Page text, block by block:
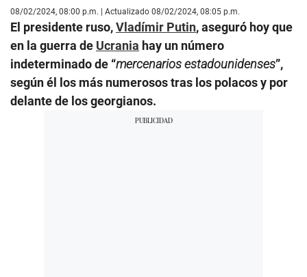
08/02/2024, 08:00 p.m. | Actualizado 08/02/2024, 08:05 p.m.
El presidente ruso,Vladímir Putin, aseguró hoy que
en la guerra de Ucrania hay un número
indeterminado de “mercenarios estadounidenses”,
según él los más numerosos tras los polacos y por
delante de los georgianos.